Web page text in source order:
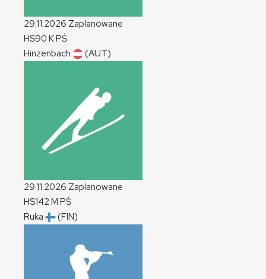
29.11.2026 Zaplanowane
HS90 KPŚ
Hinzenbach
(AUT)
29.11.2026 Zaplanowane
HS142M PŚ
Ruka
(FIN)